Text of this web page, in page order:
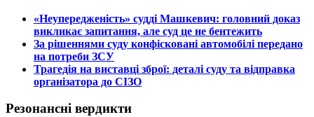
​«Неупередженість» судді Машкевич: головний доказ
викликає запитання, але суд це не бентежить
​За рішеннями суду конфісковані автомобілі передано
на потреби ЗСУ
​Трагедія на виставці зброї: деталі суду та відправка
організатора до СІЗО
Резонансні вердикти